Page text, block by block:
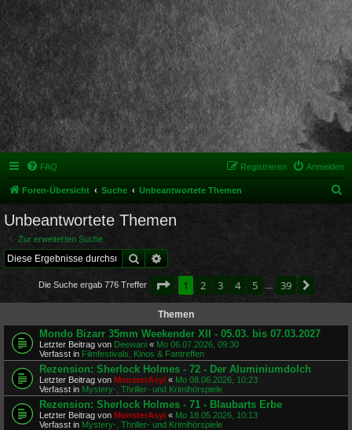
FAQ Anmelden
Registrieren
Foren-Übersicht Suche Unbeantwortete Themen
Unbeantwortete Themen
Zur erweiterten Suche
Suche
Die Suche ergab 776 Treffer Seite von
1 2 3 4 5 39
Themen
Mondo Bizarr 35mm Weekender XII - 05.03. bis 07.03.2027
Letzter Beitrag von Deewani « Mo 06.07.2026, 09:30
Verfasst in Filmfestivals, Kinos & Fantreffen
Rezension: Sherlock Holmes - 72 - Der Aluminiumdolch
Letzter Beitrag von MonsterAsyl « Mo 08.06.2026, 10:23
Verfasst in Mystery-, Thriller- und Krimihörspiele
Rezension: Sherlock Holmes - 71 - Blaubarts Erbe
Letzter Beitrag von MonsterAsyl « Mo 18.05.2026, 10:13
Verfasst in Mystery-, Thriller- und Krimihörspiele